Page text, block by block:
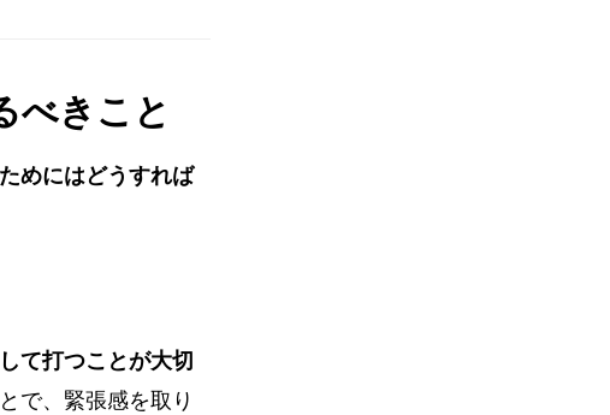
べきこと
めにはどうすれば
て打つことが大切
で、緊張感を取り